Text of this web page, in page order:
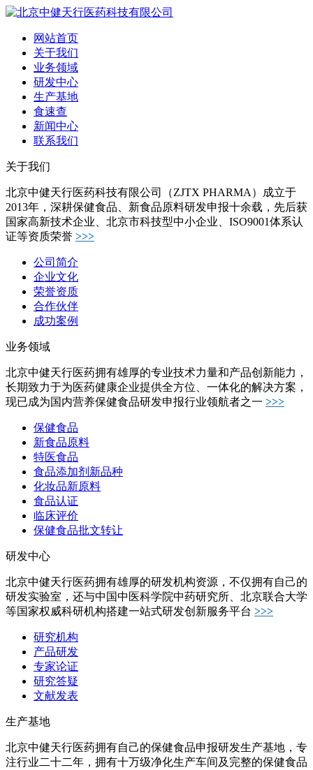
网站首页
关于我们
业务领域
研发中心
生产基地
食速查
新闻中心
联系我们
关于我们
北京中健天行医药科技有限公司（ZJTX PHARMA）成立于
2013年，深耕保健食品、新食品原料研发申报十余载，先后获
国家高新技术企业、北京市科技型中小企业、ISO9001体系认
证等资质荣誉 >>>
公司简介
企业文化
荣誉资质
合作伙伴
成功案例
业务领域
北京中健天行医药拥有雄厚的专业技术力量和产品创新能力，
长期致力于为医药健康企业提供全方位、一体化的解决方案，
现已成为国内营养保健食品研发申报行业领航者之一 >>>
保健食品
新食品原料
特医食品
食品添加剂新品种
化妆品新原料
食品认证
临床评价
保健食品批文转让
研发中心
北京中健天行医药拥有雄厚的研发机构资源，不仅拥有自己的
研发实验室，还与中国中医科学院中药研究所、北京联合大学
等国家权威科研机构搭建一站式研发创新服务平台 >>>
研究机构
产品研发
专家论证
研究答疑
文献发表
生产基地
北京中健天行医药拥有自己的保健食品申报研发生产基地，专
注行业二十二年，拥有十万级净化生产车间及完整的保健食品